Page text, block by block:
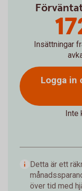
Insättningar
Logga in
Inte
Detta är ett
över tid med